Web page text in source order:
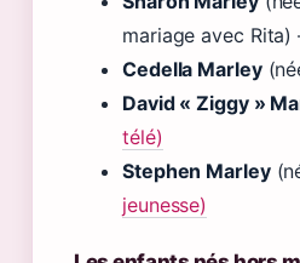
mariage avec Rita)
Cedella Marley
David « Ziggy »
télé)
Stephen Marley
jeunesse)